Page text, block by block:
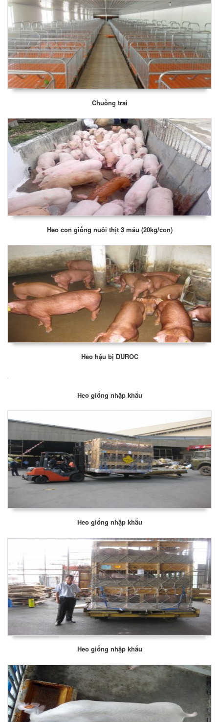
Chuồng trai
Heo con giống nuôi thịt 3 máu (20kg/con)
Heo hậu bị DUROC
Heo giống nhập khẩu
Heo giống nhập khẩu
Heo giống nhập khẩu